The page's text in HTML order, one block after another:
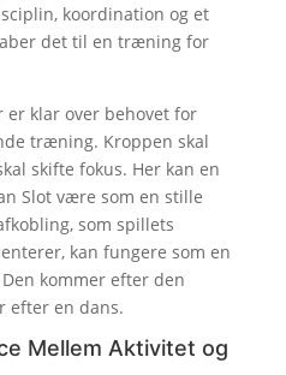
koordination og et
det til en træning for
er klar over behovet for
træning. Kroppen skal
skifte fokus. Her kan en
Slot være som en stille
som spillets
kan fungere som en
kommer efter den
efter en dans.
Mellem Aktivitet og